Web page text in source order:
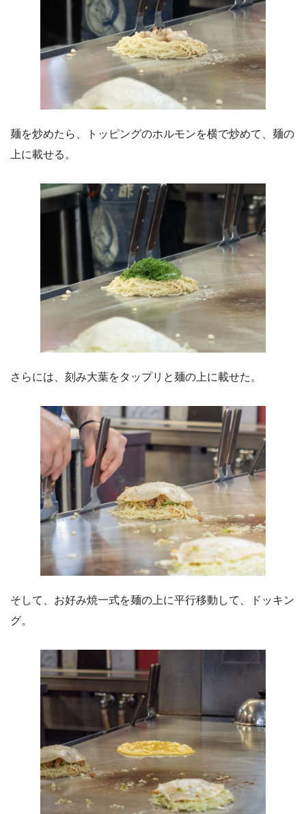
麺を炒めたら、トッピングのホルモンを横で炒めて、麺の
上に載せる。
さらには、刻み大葉をタップリと麺の上に載せた。
そして、お好み焼一式を麺の上に平行移動して、ドッキン
グ。